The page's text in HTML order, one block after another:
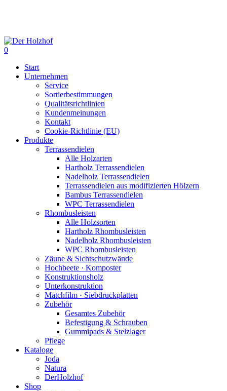
content
0
Start
Unternehmen
Service
Sortierbestimmungen
Qualitätsrichtlinien
Kundenmeinungen
Kontakt
Cookie-Richtlinie (EU)
Produkte
Terrassendielen
Alle Holzarten
Hartholz Terrassendielen
Nadelholz Terrassendielen
Terrassendielen aus modifizierten Hölzern
Bambus Terrassendielen
WPC Terrassendielen
Rhombusleisten
Alle Holzsorten
Hartholz Rhombusleisten
Nadelholz Rhombusleisten
WPC Rhombusleisten
Zäune & Sichtschutzwände
Hochbeete · Komposter
Konstruktionsholz
Unterkonstruktion
Matchfilm · Siebdruckplatten
Zubehör
Gesamtes Zubehör
Befestigung & Schrauben
Gummipads & Stelzlager
Pflege
Kataloge
Joda
Natura
DerHolzhof
Shop